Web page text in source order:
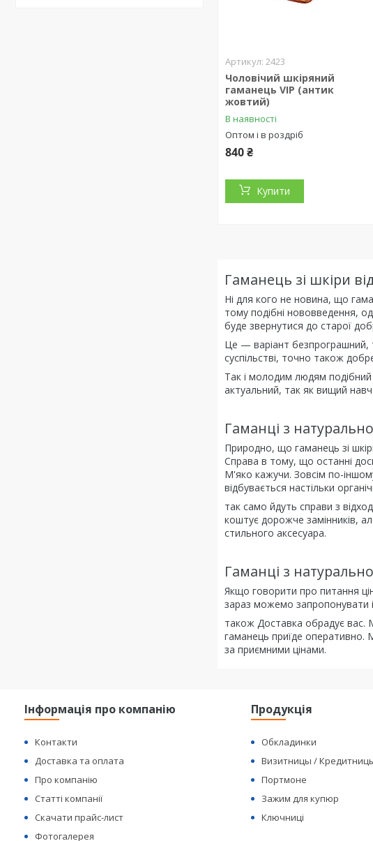
2423
Чоловічий шкіряний
гаманець VIP (антик
жовтий)
В наявності
Оптом і в роздріб
840 ₴
Купити
Гаманець зі шкіри
Ні для кого не новина, що
тому подібні нововведення,
буде звернутися до старої
Це — варіант безпрограшний,
суспільстві, точно також
Так і молодим людям
актуальний, так як вищий
Гаманці з
Природно, що гаманець зі
Справа в тому, що останні
М'яко кажучи. Зовсім по-
відбувається настільки
так само йдуть справи з
коштує дорожче замінників,
стильного аксесуара.
Гаманці з
Якщо говорити про питання
зараз можемо запропонувати
також Доставка обрадує вас.
гаманець приїде оперативно.
за приємними цінами.
Інформація про компанію
Контакти
Доставка та оплата
Про компанію
Статті компанії
Скачати прайс-лист
Фотогалерея
Продукція
Обкладинки
Визитницы /
Портмоне
Зажим для купюр
Ключниці